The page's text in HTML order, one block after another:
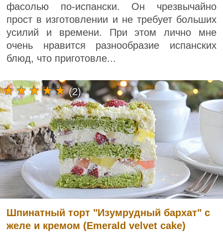
фасолью по-испански. Он чрезвычайно
прост в изготовлении и не требует больших
усилий и времени. При этом лично мне
очень нравится разнообразие испанских
блюд, что приготовле...
Шпинатный торт "Изумрудный бархат" с
желе и кремом (Emerald velvet cake)
(2)